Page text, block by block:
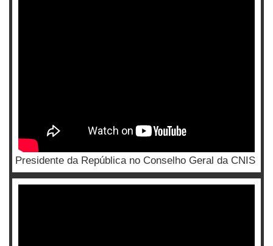
Presidente da República no Conselho Geral da CNIS